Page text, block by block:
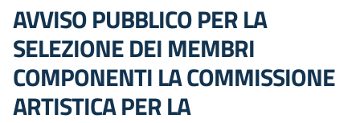
AVVISO PUBBLICO PER LA
SELEZIONE DEI MEMBRI
COMPONENTI LA COMMISSIONE
ARTISTICA PER LA